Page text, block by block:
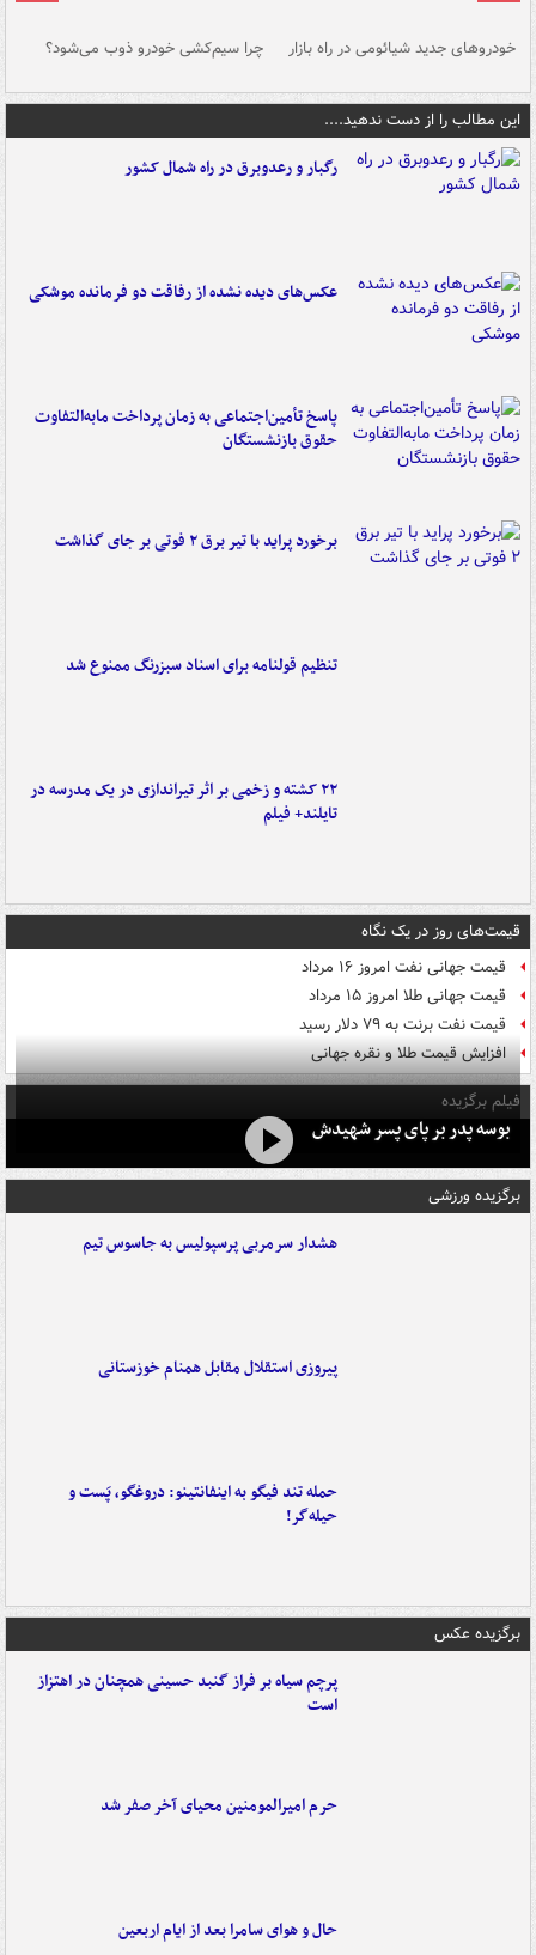
خودروهای جدید شیائومی در راه بازار چرا سیم‌کشی خودرو ذوب می‌شود؟
این مطالب را از دست ندهید....
رگبار و رعدوبرق در راه شمال کشور
عکس‌های دیده نشده از رفاقت دو فرمانده‌ موشکی
پاسخ تأمین‌اجتماعی به زمان پرداخت مابه‌التفاوت
حقوق بازنشستگان
برخورد پراید با تیر برق ۲ فوتی بر جای گذاشت
تنظیم قولنامه برای اسناد سبزرنگ ممنوع شد
۲۲ کشته و زخمی بر اثر تیراندازی در یک مدرسه در
تایلند+ فیلم
قیمت‌های روز در یک نگاه
قیمت جهانی نفت امروز ۱۶ مرداد
قیمت جهانی طلا امروز ۱۵ مرداد
قیمت نفت برنت به ۷۹ دلار رسید
افزایش قیمت طلا و نقره جهانی
فیلم برگزیده
بوسه‌ پدر بر پای پسر شهیدش
برگزیده ورزشی
هشدار سرمربی پرسپولیس به جاسوس تیم
پیروزی استقلال مقابل همنام خوزستانی
حمله تند فیگو به اینفانتینو: دروغگو، پَست‌ و
حیله‌گر!
برگزیده عکس
پرچم سیاه بر فراز گنبد حسینی همچنان در اهتزاز
است
حرم امیرالمومنین محیای آخر صفر شد
حال و هوای سامرا بعد از ایام اربعین